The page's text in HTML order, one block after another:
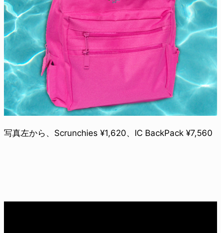
写真左から、Scrunchies ¥1,620、IC BackPack ¥7,560